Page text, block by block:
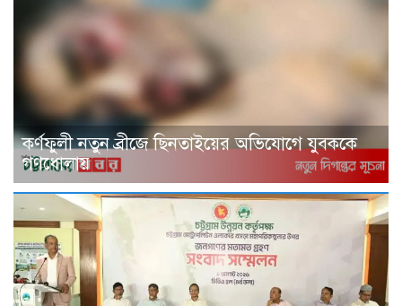
কর্ণফুলী নতুন ব্রীজে ছিনতাইয়ের অভিযোগে যুবককে
গণধোলায়